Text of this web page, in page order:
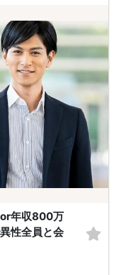
or年収800万
性全員と会